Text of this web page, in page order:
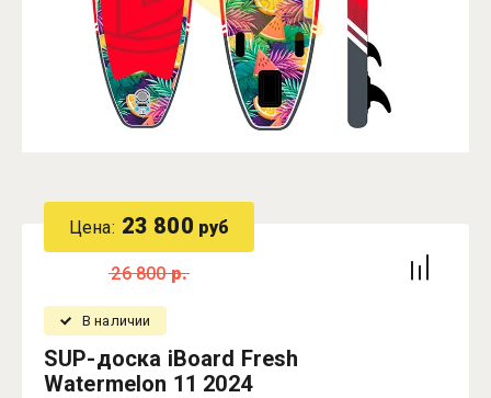
Цена: 23 800 руб
26 800 р.
SUP-доска iBoard Fresh
Watermelon 11 2024
В наличии